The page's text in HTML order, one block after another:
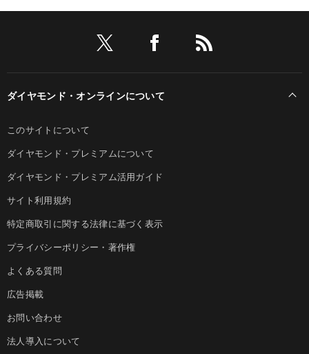
ダイヤモンド・オンラインについて
このサイトについて
ダイヤモンド・プレミアムについて
ダイヤモンド・プレミアム活用ガイド
サイト利用規約
特定商取引に関する法律に基づく表示
プライバシーポリシー・著作権
よくある質問
広告掲載
お問い合わせ
法人導入について